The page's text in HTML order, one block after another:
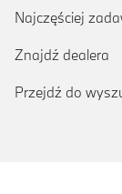
Najczęściej
Znajdź dealera
Przejdź do